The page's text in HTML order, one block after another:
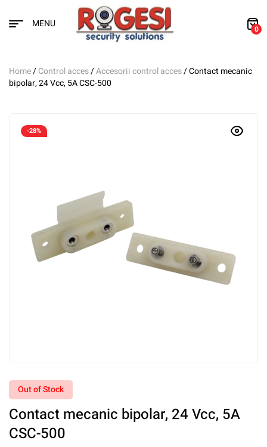
MENU 0
Home/Control acces/Accesorii control acces/ Contact mecanic
bipolar, 24 Vcc, 5A CSC-500
-28%
Out of Stock
Contact mecanic bipolar, 24 Vcc, 5A
CSC-500